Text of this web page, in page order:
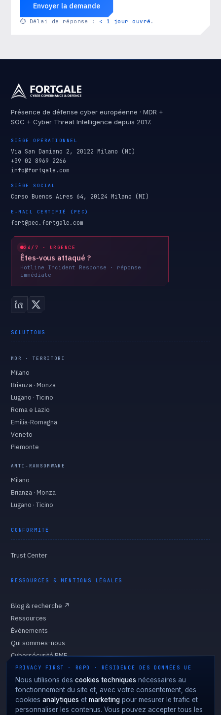
Envoyer la demande
⏱ Délai de réponse : < 1 jour ouvré .
Présence de défense cyber européenne · MDR +
SOC + Cyber Threat Intelligence depuis 2017.
SIÈGE OPÉRATIONNEL
Via San Damiano 2, 20122 Milano (MI)
+39 02 8969 2266
info@fortgale.com
SIÈGE SOCIAL
Corso Buenos Aires 64, 20124 Milano (MI)
E-MAIL CERTIFIÉ (PEC)
fort@pec.fortgale.com
24/7 · URGENCE
Êtes-vous attaqué ?
Hotline Incident Response · réponse
immédiate
SOLUTIONS
MDR · TERRITORI
Milano
Brianza · Monza
Lugano · Ticino
Roma e Lazio
Emilia-Romagna
Veneto
Piemonte
ANTI-RANSOMWARE
Milano
Brianza · Monza
Lugano · Ticino
CONFORMITÉ
Trust Center
RESSOURCES & MENTIONS LÉGALES
Blog & recherche ↗
Ressources
Événements
Qui sommes-nous
Cybersécurité PME
Gouvernance
Politique de confidentialité
Politique des cookies
Préférences des cookies
PRIVACY FIRST · RGPD · RÉSIDENCE DES DONNÉES UE
Nous utilisons des cookies techniques nécessaires au
fonctionnement du site et, avec votre consentement, des
cookies analytiques et marketing pour mesurer le trafic et
personnaliser les contenus. Vous pouvez accepter tous les